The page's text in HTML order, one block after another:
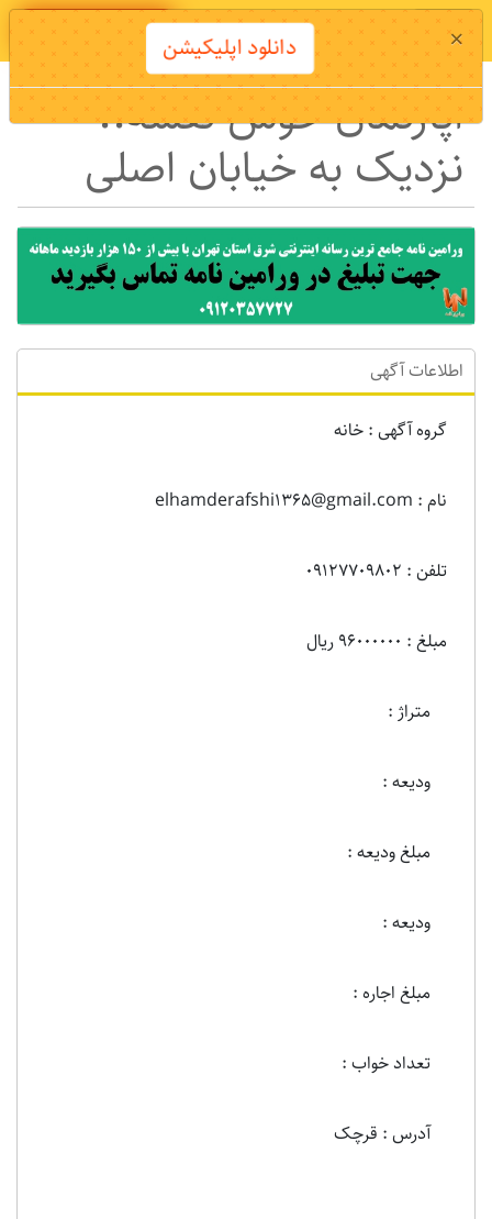
دانلود اپلیکیشن
اپارتمان خوش نقشه..
نزدیک به خیابان اصلی
اطلاعات آگهی
گروه آگهی : خانه
نام : elhamderafshi1365@gmail.com
تلفن : 09127709802
مبلغ : 96000000 ریال
متراژ :
ودیعه :
مبلغ ودیعه :
ودیعه :
مبلغ اجاره :
تعداد خواب :
آدرس : قرچک
× دانلود اپلیکیشن